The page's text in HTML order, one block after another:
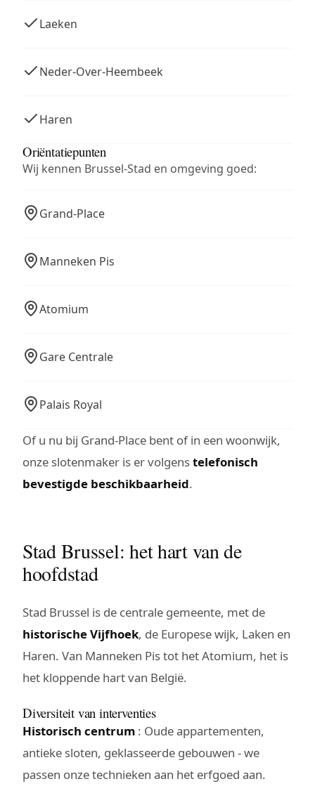
Laeken
Neder-Over-Heembeek
Haren
Oriëntatiepunten
Wij kennen Brussel-Stad en omgeving goed:
Grand-Place
Manneken Pis
Atomium
Gare Centrale
Palais Royal
Of u nu bij Grand-Place bent of in een woonwijk,
onze slotenmaker is er volgenstelefonisch
bevestigde beschikbaarheid.
Stad Brussel: het hart van de
hoofdstad
Stad Brussel is de centrale gemeente, met de
historische Vijfhoek, de Europese wijk, Laken en
Haren. Van Manneken Pis tot het Atomium, het is
het kloppende hart van België.
Diversiteit van interventies
Historisch centrum : Oude appartementen,
antieke sloten, geklasseerde gebouwen - we
passen onze technieken aan het erfgoed aan.